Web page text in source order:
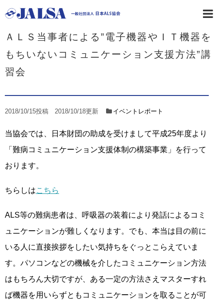
ホーム イベントレポート
ＡＬＳ当事者による”電子機器やＩＴ機器を
もちいないコミュニケーション支援方法”講
習会
2018/10/15投稿 2018/10/18更新 イベントレポート
当協会では、日本財団の助成を受けまして平成25年度より
「難病コミュニケーション支援体制の構築事業」を行って
おります。
ちらしはこちら
ALS等の難病患者は、呼吸器の装着により発話によるコミ
ュニケーションが難しくなります。でも、本当は目の前に
いる人に直接挨拶をしたい気持ちをぐっとこらえていま
す。パソコンなどの機械を介したコミュニケーション方法
はもちろん大切ですが、ある一定の方法さえマスターすれ
ば機器を用いらずともコミュニケーションを取ることが可